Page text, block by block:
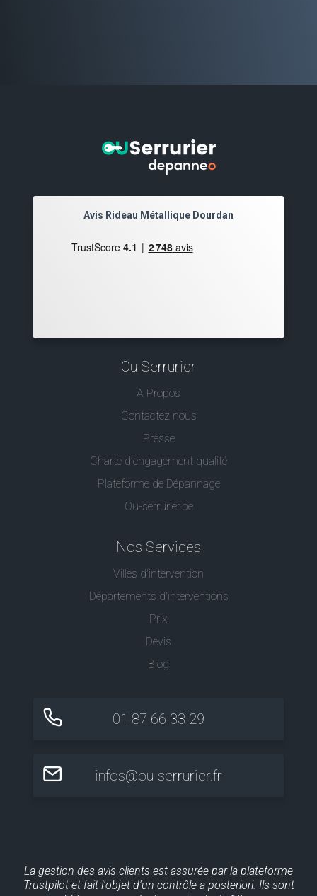
Avis Rideau Métallique Dourdan
Ou Serrurier
A Propos
Contactez nous
Presse
Charte d’engagement qualité
Plateforme de Dépannage
Ou-serrurier.be
Nos Services
Villes d'intervention
Départements d'interventions
Prix
Devis
Blog
01 87 66 33 29
infos@ou-serrurier.fr
La gestion des avis clients est assurée par la plateforme
Trustpilot et fait l'objet d'un contrôle a posteriori. Ils sont